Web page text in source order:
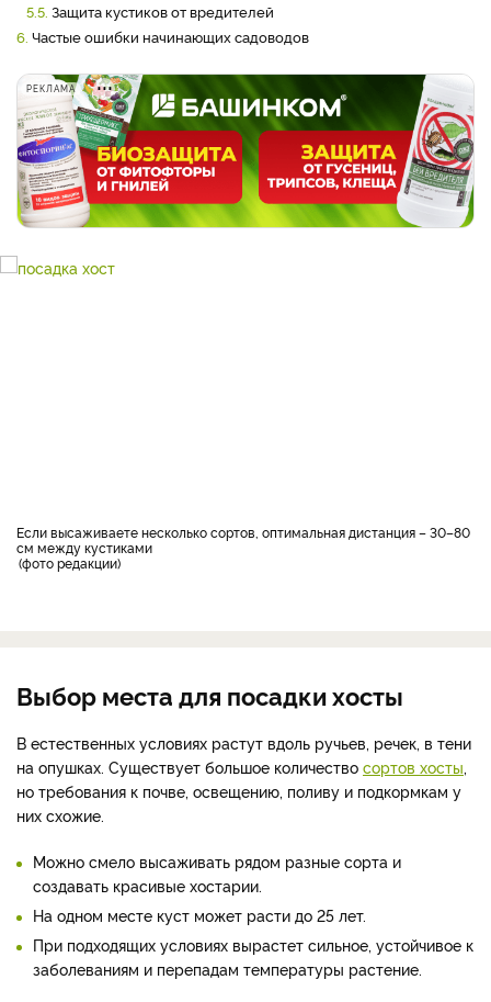
5.5. Защита кустиков от вредителей
6. Частые ошибки начинающих садоводов
РЕКЛАМА
Если высаживаете несколько сортов, оптимальная дистанция – 30–80
см между кустиками
фото редакции
Выбор места для посадки хосты
В естественных условиях растут вдоль ручьев, речек, в тени
на опушках. Существует большое количество сортов хосты
но требования к почве, освещению, поливу и подкормкам у
них схожие.
Можно смело высаживать рядом разные сорта и
создавать красивые хостарии.
На одном месте куст может расти до 25 лет.
При подходящих условиях вырастет сильное, устойчивое к
заболеваниям и перепадам температуры растение.